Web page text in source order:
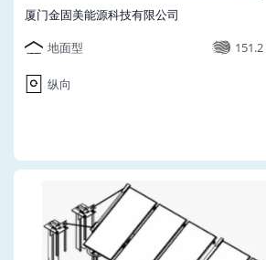
厦门金固美能源科技有限公司
地面型
纵向